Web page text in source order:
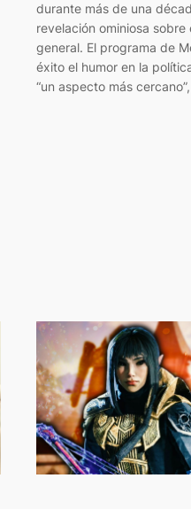
durante más de una
revelación ominiosa
general. El programa de
éxito el humor en la
“un aspecto más